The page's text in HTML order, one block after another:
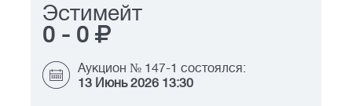
Эстимейт
0 - 0
Аукцион № 147-1 состоялся:
13 Июнь 2026 13:30